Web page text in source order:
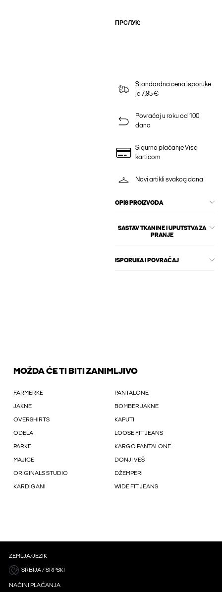
ПРСЛУК:
Standardna cena isporuke
je 7,95 €
Povraćaj u roku od 100
dana
Sigurno plaćanje Visa
karticom
Novi artikli svakog dana
OPIS PROIZVODA
SASTAV TKANINE I UPUTSTVA ZA
PRANJE
ISPORUKA I POVRAĆAJ
MOŽDA ĆE TI BITI ZANIMLJIVO
FARMERKE PANTALONE
JAKNE BOMBER JAKNE
OVERSHIRTS KAPUTI
ODELA LOOSE FIT JEANS
PARKE KARGO PANTALONE
MAJICE DONJI VEŠ
ORIGINALS STUDIO DŽEMPERI
KARDIGANI WIDE FIT JEANS
ZEMLJA/JEZIK
SRBIJA / SRPSKI
NAČINI PLAĆANJA